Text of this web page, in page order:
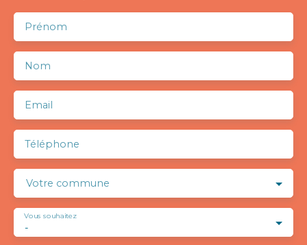
Prénom
Nom
Email
Téléphone
Votre commune
-
Vous souhaitez